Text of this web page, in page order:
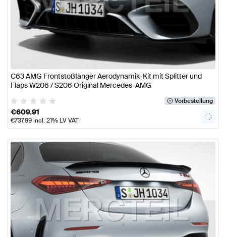
C63 AMG Frontstoßfänger Aerodynamik-Kit mit Splitter und
Flaps W206 / S206 Original Mercedes-AMG
Vorbestellung
€609.91
€737.99incl. 21% LV VAT